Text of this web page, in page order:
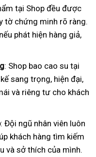
tại Shop đều được
tờ chứng minh rõ ràng.
phát hiện hàng giả,
: Shop bao cao su tại
sang trọng, hiện đại,
và riêng tư cho khách
: Đội ngũ nhân viên luôn
khách hàng tìm kiếm
và sở thích của mình.